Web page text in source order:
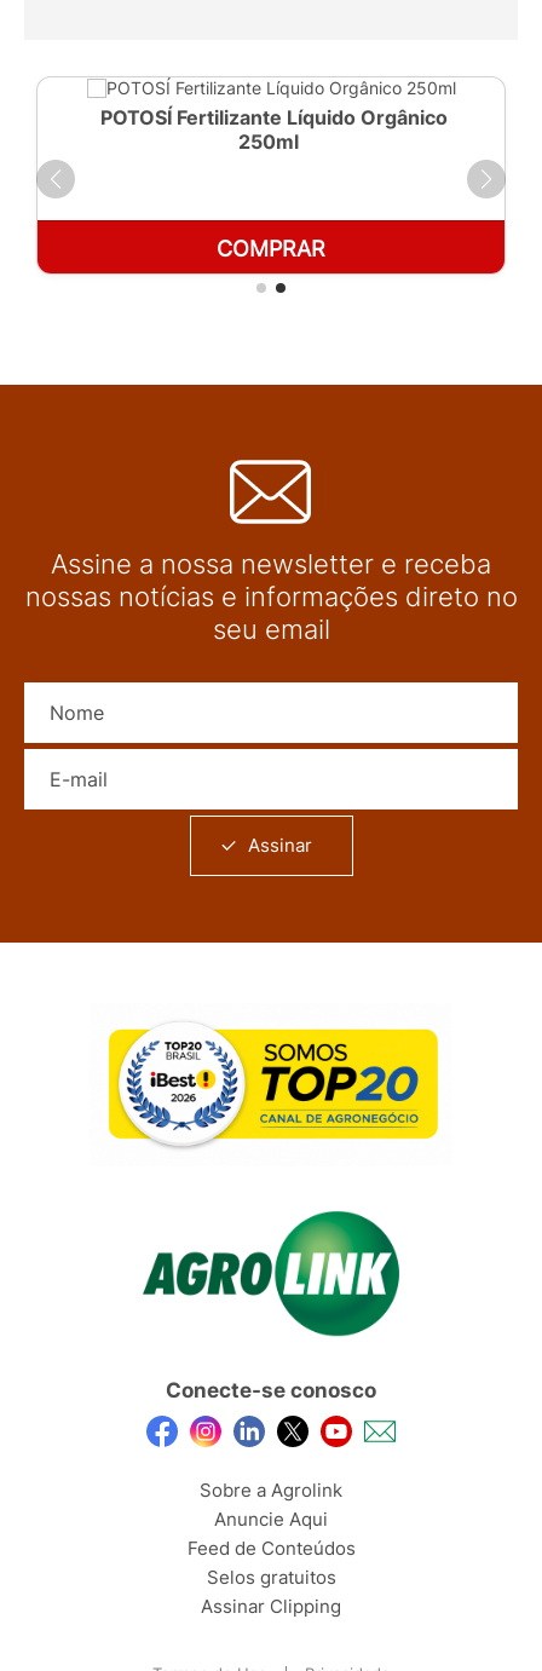
POTOSÍ Fertilizante Líquido Orgânico
250ml
COMPRAR
Assine a nossa newsletter e receba
nossas notícias e informações direto no
seu email
Assinar
Conecte-se conosco
Sobre a Agrolink
Anuncie Aqui
Feed de Conteúdos
Selos gratuitos
Assinar Clipping